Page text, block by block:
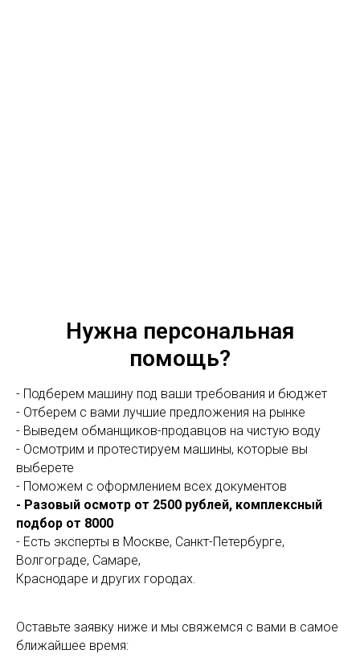
Нужна персональная
помощь?
- Подберем машину под ваши требования и бюджет
- Отберем с вами лучшие предложения на рынке
- Выведем обманщиков-продавцов на чистую воду
- Осмотрим и протестируем машины, которые вы
выберете
- Поможем с оформлением всех документов
- Разовый осмотр от 2500 рублей, комплексный
подбор от 8000
- Есть эксперты в Москве, Санкт-Петербурге,
Волгограде, Самаре,
Краснодаре и других городах.
Оставьте заявку ниже и мы свяжемся с вами в самое
ближайшее время: